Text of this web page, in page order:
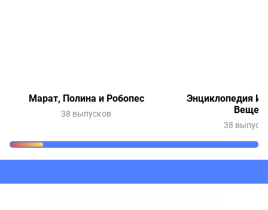
Марат, Полина и Робопес
38 выпусков
Энциклопедия
Вещей
38